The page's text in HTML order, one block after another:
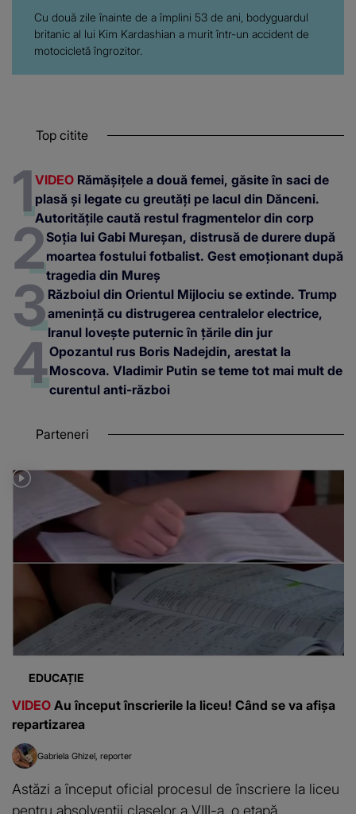
Cu două zile înainte de a împlini 53 de ani, bodyguardul
britanic al lui Kim Kardashian a murit într-un accident de
motocicletă îngrozitor.
Top citite
VIDEO Rămășițele a două femei, găsite în saci de
plasă și legate cu greutăți pe lacul din Dănceni.
Autoritățile caută restul fragmentelor din corp
Soția lui Gabi Mureșan, distrusă de durere după
moartea fostului fotbalist. Gest emoționant după
tragedia din Mureș
Războiul din Orientul Mijlociu se extinde. Trump
amenință cu distrugerea centralelor electrice,
Iranul lovește puternic în țările din jur
Opozantul rus Boris Nadejdin, arestat la
Moscova. Vladimir Putin se teme tot mai mult de
curentul anti-război
Parteneri
EDUCAȚIE
VIDEO Au început înscrierile la liceu! Când se va afișa
repartizarea
Gabriela Ghizel reporter
Astăzi a început oficial procesul de înscriere la liceu
pentru absolvenții claselor a VIII-a, o etapă